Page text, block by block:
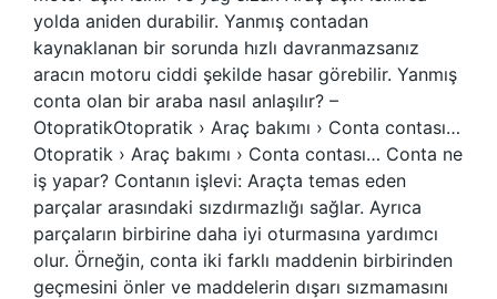
yolda aniden durabilir. Yanmış contadan
kaynaklanan bir sorunda hızlı davranmazsanız
aracın motoru ciddi şekilde hasar görebilir. Yanmış
conta olan bir araba nasıl anlaşılır? –
OtopratikOtopratik › Araç bakımı › Conta contası…
Otopratik › Araç bakımı › Conta contası… Conta ne
iş yapar? Contanın işlevi: Araçta temas eden
parçalar arasındaki sızdırmazlığı sağlar. Ayrıca
parçaların birbirine daha iyi oturmasına yardımcı
olur. Örneğin, conta iki farklı maddenin birbirinden
geçmesini önler ve maddelerin dışarı sızmamasını